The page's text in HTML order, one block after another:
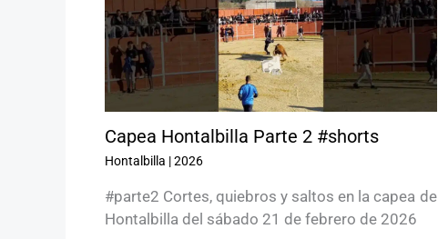
Capea Hontalbilla Parte 2 #shorts
Hontalbilla |2026
#parte2 Cortes, quiebros y saltos en la capea de
Hontalbilla del sábado 21 de febrero de 2026